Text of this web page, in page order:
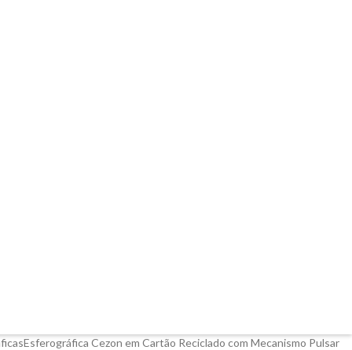
Esferográfica Cezon em Cartão Reciclado com Mecanismo Pulsar